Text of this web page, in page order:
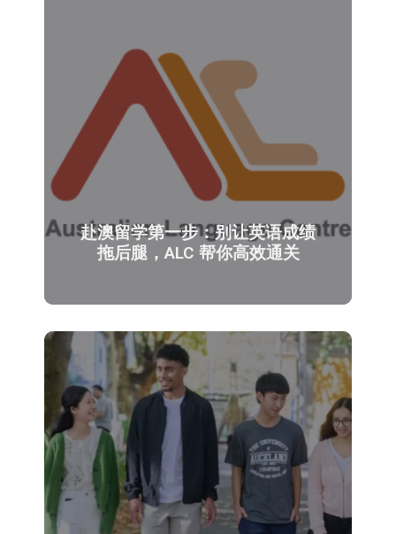
赴澳留学第一步：别让英语成绩
拖后腿，ALC 帮你高效通关